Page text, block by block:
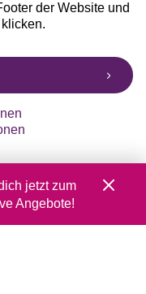
der Website und
jetzt zum
Angebote!